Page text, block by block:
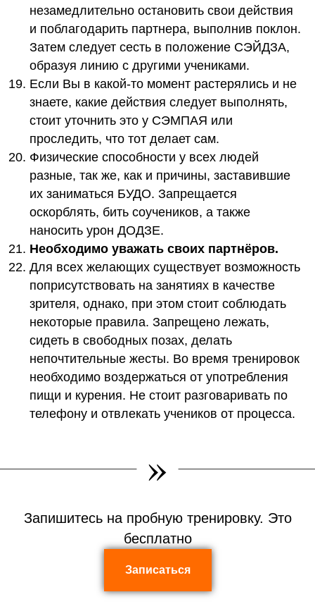
незамедлительно остановить свои действия
и поблагодарить партнера, выполнив поклон.
Затем следует сесть в положение СЭЙДЗА,
образуя линию с другими учениками.
Если Вы в какой-то момент растерялись и не
знаете, какие действия следует выполнять,
стоит уточнить это у СЭМПАЯ или
проследить, что тот делает сам.
Физические способности у всех людей
разные, так же, как и причины, заставившие
их заниматься БУДО. Запрещается
оскорблять, бить соучеников, а также
наносить урон ДОДЗЕ.
Необходимо уважать своих партнёров.
Для всех желающих существует возможность
поприсутствовать на занятиях в качестве
зрителя, однако, при этом стоит соблюдать
некоторые правила. Запрещено лежать,
сидеть в свободных позах, делать
непочтительные жесты. Во время тренировок
необходимо воздержаться от употребления
пищи и курения. Не стоит разговаривать по
телефону и отвлекать учеников от процесса.
»
Запишитесь на пробную тренировку. Это
бесплатно
Записаться